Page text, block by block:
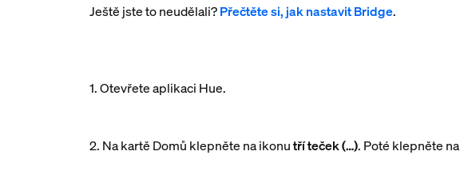
Ještě jste to neudělali?Přečtěte si, jak nastavit Bridge.
1. Otevřete aplikaci Hue.
2. Na kartě Domů klepněte na ikonutří teček (…). Poté klepněte na